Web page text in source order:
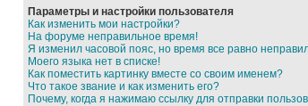
Параметры и настройки пользователя
Как изменить мои настройки?
На форуме неправильное время!
Я изменил часовой пояс, но время все равно
Моего языка нет в списке!
Как поместить картинку вместе со своим именем?
Что такое звание и как изменить его?
Почему, когда я нажимаю ссылку для отправки